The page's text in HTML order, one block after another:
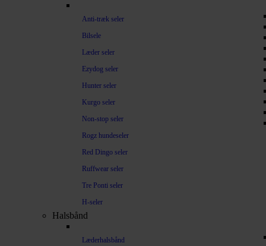
Anti-træk seler
Bilsele
Læder seler
Ezydog seler
Hunter seler
Kurgo seler
Non-stop seler
Rogz hundeseler
Red Dingo seler
Ruffwear seler
Tre Ponti seler
H-seler
Halsbånd
Læderhalsbånd